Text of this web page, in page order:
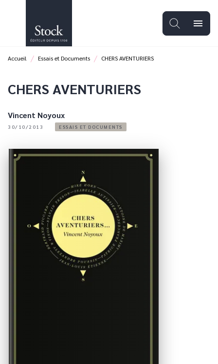
PIED DE PAGE
menu
Accueil / Essais et Documents / CHERS AVENTURIERS
CHERS AVENTURIERS
Vincent Noyoux
30/10/2013 ESSAIS ET DOCUMENTS